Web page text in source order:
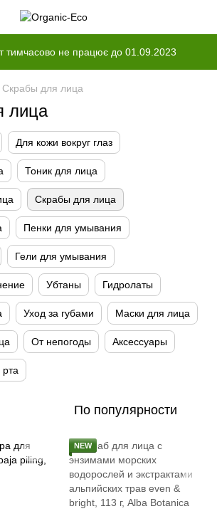
тимчасово не працює до 01.09.2023
Скрабы для лица
лица
Для кожи вокруг глаз
Тоник для лица
Скрабы для лица
Пенки для умывания
Гели для умывания
Убтаны Гидролаты
Уход за губами Маски для лица
От непогоды Аксессуары
По популярности
NEW